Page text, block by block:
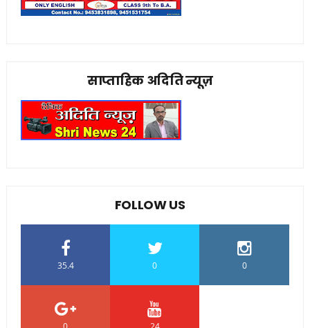
साप्ताहिक अदिति न्यूज़
FOLLOW US
35.4 0 0